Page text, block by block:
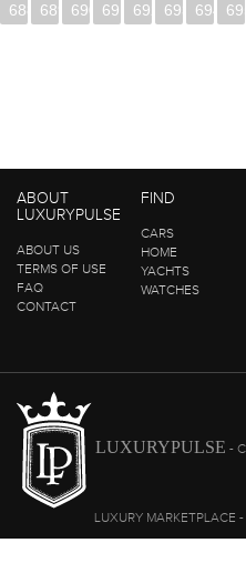
688
689 690 691 692 693 694 695
ABOUT
LUXURYPULSE
ABOUT US
TERMS OF USE
FAQ
CONTACT
FIND
CARS
HOME
YACHTS
WATCHES
LUXURYPULSE -
LUXURY MARKETPLACE